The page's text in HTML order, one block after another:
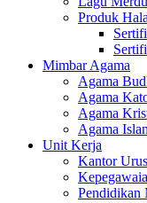
Produk
Mimbar Agama
Agama
Agama
Agama
Agama
Unit Kerja
Kantor
Pendidikan